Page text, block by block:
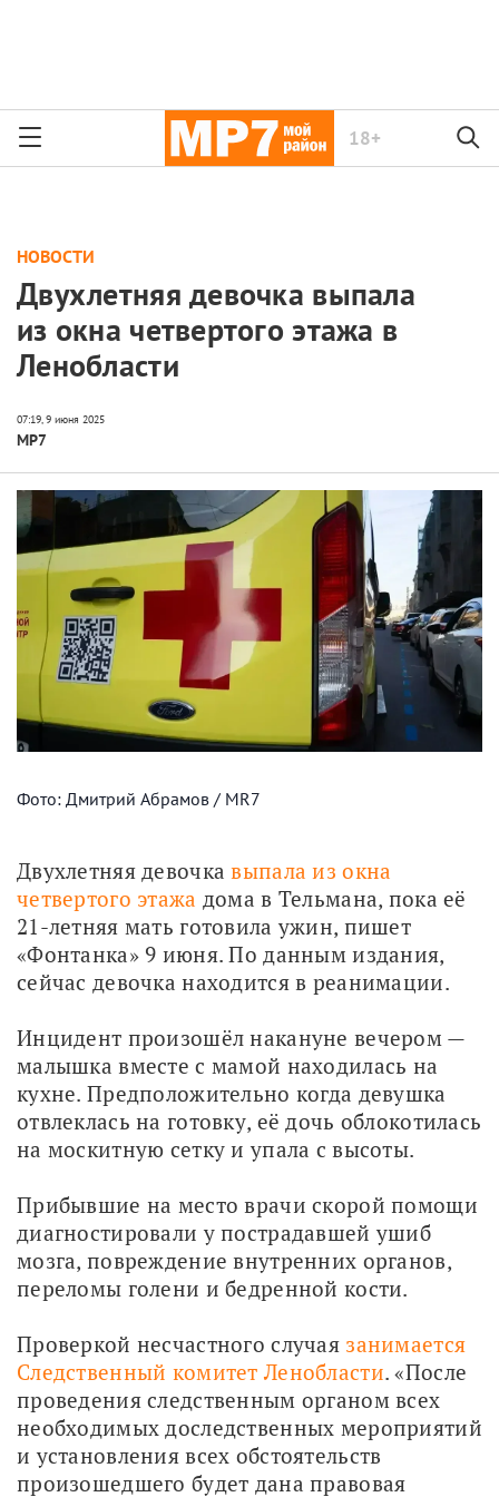
18+
НОВОСТИ
Двухлетняя девочка выпала
из окна четвертого этажа в
Ленобласти
МР7
Фото: Дмитрий Абрамов / MR7
Двухлетняя девочка выпала из окна
четвертого этажа дома в Тельмана, пока её
21-летняя мать готовила ужин, пишет
«Фонтанка» 9 июня. По данным издания,
сейчас девочка находится в реанимации.
Инцидент произошёл накануне вечером —
малышка вместе с мамой находилась на
кухне. Предположительно когда девушка
отвлеклась на готовку, её дочь облокотилась
на москитную сетку и упала с высоты.
Прибывшие на место врачи скорой помощи
диагностировали у пострадавшей ушиб
мозга, повреждение внутренних органов,
переломы голени и бедренной кости.
Проверкой несчастного случая занимается
Следственный комитет Ленобласти. «После
проведения следственным органом всех
необходимых доследственных мероприятий
и установления всех обстоятельств
произошедшего будет дана правовая